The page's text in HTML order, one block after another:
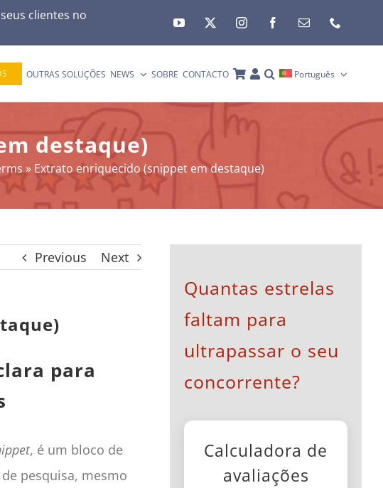
clientes no
OUTRAS SOLUÇÕES NEWS SOBRE CONTACTO Português
destaque)
» Extrato enriquecido (snippet em destaque)
Previous Next
para
, é um bloco de
pesquisa, mesmo
Quantas estrelas
faltam para
ultrapassar o seu
concorrente?
Calculadora de
avaliações